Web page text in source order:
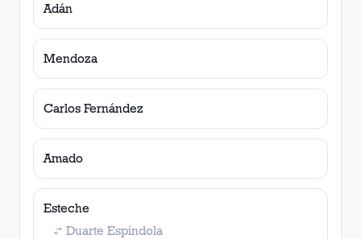
Adán
Mendoza
Carlos Fernández
Amado
Esteche
Duarte Espíndola